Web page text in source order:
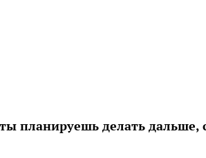
планируешь делать дальше,